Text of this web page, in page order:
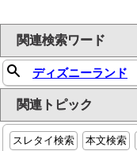
関連検索ワード
ディズニーランド
関連トピック
スレタイ検索 本文検索